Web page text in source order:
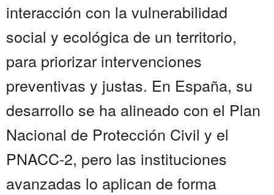
interacción con la vulnerabilidad
social y ecológica de un territorio,
para priorizar intervenciones
preventivas y justas. En España, su
desarrollo se ha alineado con el Plan
Nacional de Protección Civil y el
PNACC-2, pero las instituciones
avanzadas lo aplican de forma